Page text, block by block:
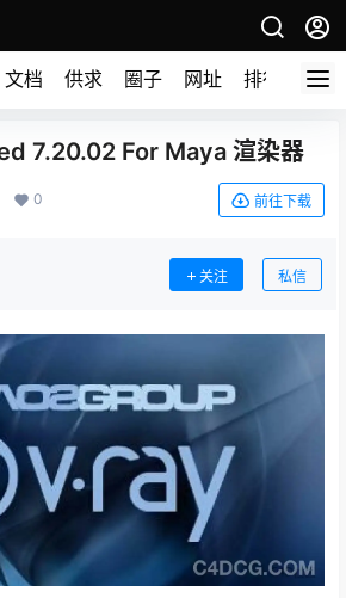
文档 供求 圈子 网址 排行榜
7.20.02 For Maya 渲染器
0 前往下载
关注 私信